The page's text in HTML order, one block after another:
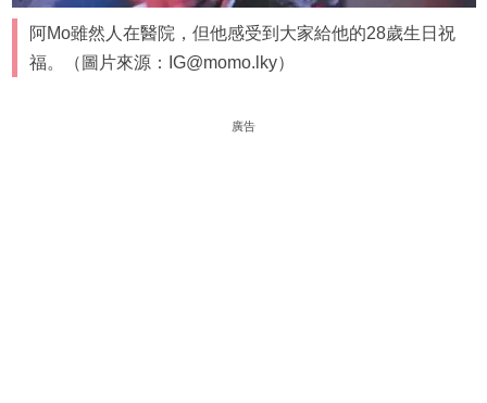
阿Mo雖然人在醫院，但他感受到大家給他的28歲生日祝
福。（圖片來源：IG@momo.lky）
廣告